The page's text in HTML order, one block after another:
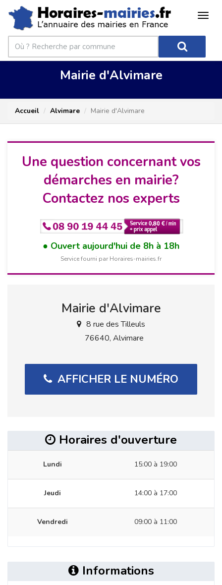
Mairie d'Alvimare
Accueil Alvimare Mairie d'Alvimare
Une question concernant vos
démarches en mairie?
Contactez nos experts
Ouvert aujourd'hui de 8h à 18h
Service fourni par Horaires-mairies.fr
Mairie d'Alvimare
8 rue des Tilleuls
76640, Alvimare
AFFICHER LE NUMÉRO
Horaires d'ouverture
Lundi 15:00 à 19:00
Jeudi 14:00 à 17:00
Vendredi 09:00 à 11:00
Informations